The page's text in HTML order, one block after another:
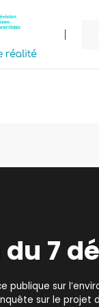
7
publique sur
sur le